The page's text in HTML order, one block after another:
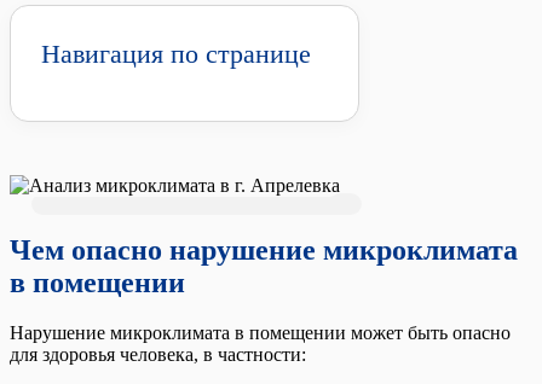
Навигация по странице
Чем опасно нарушение микроклимата
в помещении
Нарушение микроклимата в помещении может быть опасно
для здоровья человека, в частности: